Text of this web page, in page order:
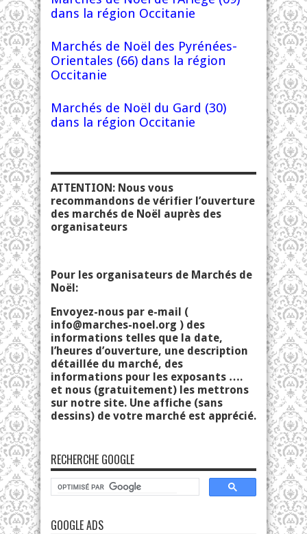
dans la région Occitanie
Marchés de Noël des Pyrénées-
Orientales (66) dans la région
Occitanie
Marchés de Noël du Gard (30)
dans la région Occitanie
ATTENTION: Nous vous
recommandons de vérifier l’ouverture
des marchés de Noël auprès des
organisateurs
Pour les organisateurs de Marchés de
Noël:
Envoyez-nous par e-mail (
info@marches-noel.org ) des
informations telles que la date,
l’heures d’ouverture, une description
détaillée du marché, des
informations pour les exposants ….
et nous (gratuitement) les mettrons
sur notre site. Une affiche (sans
dessins) de votre marché est apprécié.
RECHERCHE GOOGLE
GOOGLE ADS